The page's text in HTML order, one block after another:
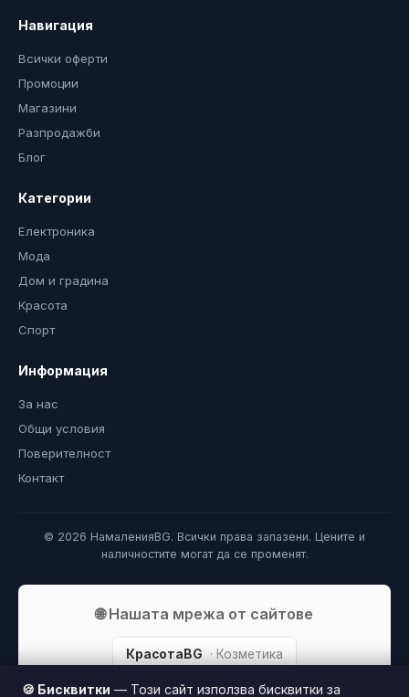
Навигация
Всички оферти
Промоции
Магазини
Разпродажби
Блог
Категории
Електроника
Мода
Дом и градина
Красота
Спорт
Информация
За нас
Общи условия
Поверителност
Контакт
© 2026 НамаленияBG. Всички права запазени. Цените и
наличностите могат да се променят.
🌐 Нашата мрежа от сайтове
КрасотаBG · Козметика
БебиBG · Бебета и деца Patuvai · Пътуване
🍪 Бисквитки — Този сайт използва бисквитки за